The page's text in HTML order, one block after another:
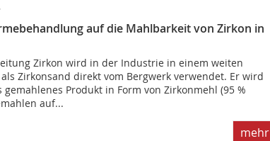
auf die Mahlbarkeit von Zirkon in
Zirkon wird in der Industrie in einem weiten
Zirkonsand direkt vom Bergwerk verwendet. Er wird
gemahlenes Produkt in Form von Zirkonmehl (95 %
auf...
mehr